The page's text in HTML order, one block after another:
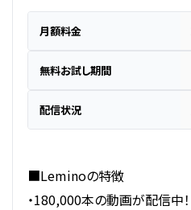
月額料金
無料お試し期間
配信状況
■Leminoの特徴
・180,000本の動画が配信中！